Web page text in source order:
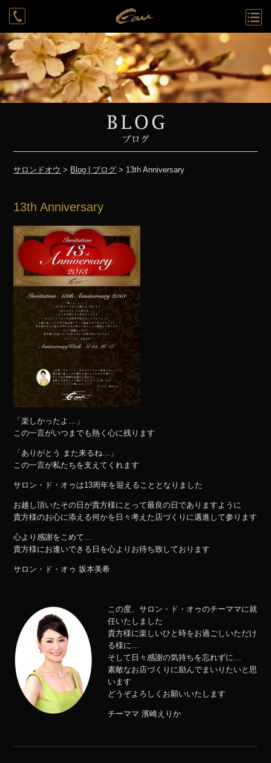
Rounge System
Cast Access
Recruit Contact
サロンドオウ > Blog | ブログ > 13th Anniversary
13th Anniversary
「楽しかったよ…」
この一言がいつまでも熱く心に残ります
「ありがとう また来るね…」
この一言が私たちを支えてくれます
サロン・ド・オゥは13周年を迎えることとなりました
お越し頂いたその日が貴方様にとって最良の日でありますように
貴方様のお心に添える何かを日々考えた店づくりに邁進して参ります
心より感謝をこめて…
貴方様にお逢いできる日を心よりお待ち致しております
サロン・ド・オゥ 坂本美希
この度、サロン・ド・オゥのチーママに就
任いたしました
貴方様に楽しいひと時をお過ごしいただけ
る様に…
そして日々感謝の気持ちを忘れずに…
素敵なお店づくりに励んでまいりたいと思
います
どうぞよろしくお願いいたします
チーママ 濱崎えりか